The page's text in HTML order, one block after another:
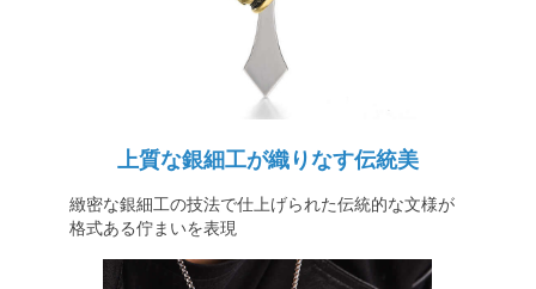
上質な銀細工が織りなす伝統美
緻密な銀細工の技法で仕上げられた伝統的な文様が
格式ある佇まいを表現